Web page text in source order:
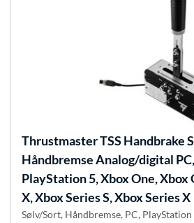
ThrustmasterTSS Handbrake
Håndbremse Analog/digital
PlayStation 5, Xbox One, Xbox
X, Xbox Series S, Xbox Series X
Sølv/Sort, Håndbremse, PC,